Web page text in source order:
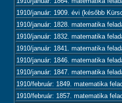
1910/január: 1909. évi (később
1910/január: 1828. matematika
1910/január: 1832. matematika
1910/január: 1841. matematika
1910/január: 1846. matematika
1910/január: 1847. matematika
1910/február: 1849. matematika
1910/február: 1857. matematika